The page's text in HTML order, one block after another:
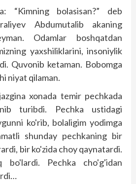
“Kimning bolasisan?” deb
Abdumutalib akaning
Odamlar boshqatdan
yaxshiliklarini, insoniylik
Quvonib ketaman. Bobomga
niyat qilaman.
xonada temir pechkada
turibdi. Pechka ustidagi
ko'rib, bolaligim yodimga
shunday pechkaning bir
bir ko'zida choy qaynatardi.
bo'lardi. Pechka cho'g'idan